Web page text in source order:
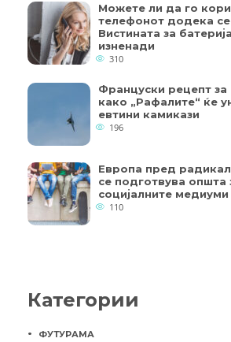
Можете ли да го
телефонот додека се
Вистината за
изненади
310
Француски рецепт
како „Рафалите“ ќе
евтини камикази
196
Европа пред
се подготвува општа
социјалните
110
Категории
ФУТУРАМА